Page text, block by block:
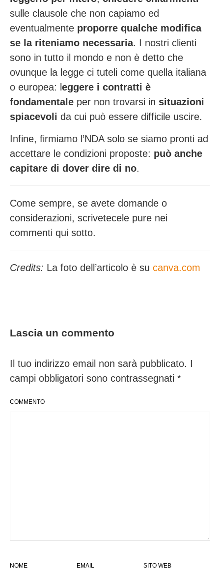
sulle clausole che non capiamo ed
eventualmente proporre qualche modifica
se la riteniamo necessaria. I nostri clienti
sono in tutto il mondo e non è detto che
ovunque la legge ci tuteli come quella italiana
o europea: l eggere i contratti è
fondamentale per non trovarsi in situazioni
spiacevoli da cui può essere difficile uscire.
Infine, firmiamo l’NDA solo se siamo pronti ad
accettare le condizioni proposte: può anche
capitare di dover dire di no.
Come sempre, se avete domande o
considerazioni, scrivetecele pure nei
commenti qui sotto.
Credits: La foto dell’articolo è su canva.com
Lascia un commento
Il tuo indirizzo email non sarà pubblicato. I
campi obbligatori sono contrassegnati *
COMMENTO
NOME EMAIL SITO WEB